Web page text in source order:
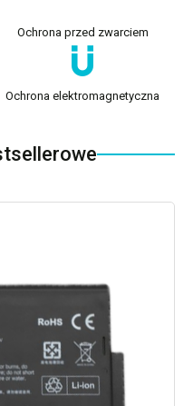
Ochrona przed zwarciem
Ochrona elektromagnetyczna